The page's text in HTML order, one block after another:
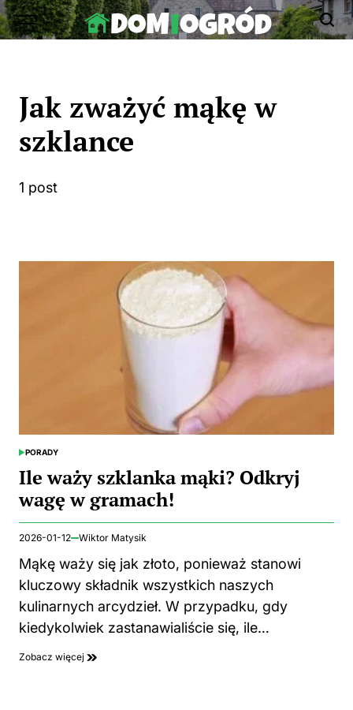
Skip
to
Jak zważyć mąkę w
szklance
1 post
POSTED
PORADY
Ile waży szklanka mąki? Odkryj
wagę w gramach!
2026-01-12 Wiktor Matysik
Mąkę waży się jak złoto, ponieważ stanowi
kluczowy składnik wszystkich naszych
kulinarnych arcydzieł. W przypadku, gdy
kiedykolwiek zastanawialiście się, ile…
Zobacz więcej